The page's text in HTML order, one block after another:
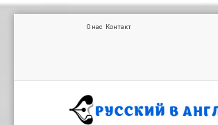
О нас Контакт